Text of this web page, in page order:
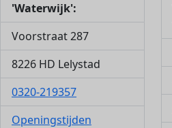
'Waterwijk':
Voorstraat 287
8226 HD Lelystad
0320-219357
Openingstijden